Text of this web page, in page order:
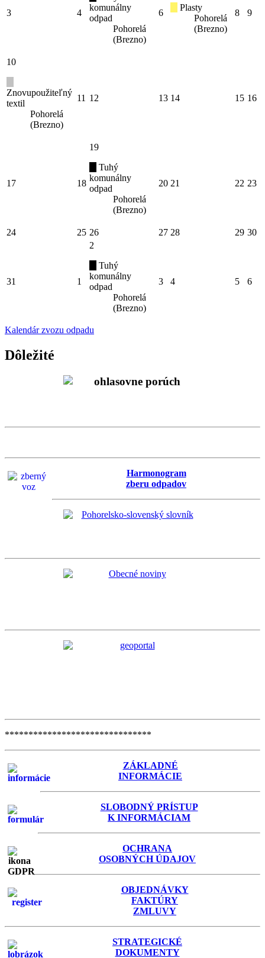
3 4
komunálny
odpad
Pohorelá
(Brezno)
6
Plasty
Pohorelá
(Brezno)
8 9
10
Znovupoužiteľný
textil
Pohorelá
(Brezno)
11 12 13 14 15 16
17 18
19
Tuhý
komunálny
odpad
Pohorelá
(Brezno)
20 21 22 23
24 25 26 27 28 29 30
31 1
2
Tuhý
komunálny
odpad
Pohorelá
(Brezno)
3 4 5 6
Kalendár zvozu odpadu
Dôležité
Harmonogram
zberu odpadov
*******************************
ZÁKLADNÉ
INFORMÁCIE
SLOBODNÝ PRÍSTUP
K INFORMÁCIAM
OCHRANA
OSOBNÝCH ÚDAJOV
OBJEDNÁVKY
FAKTÚRY
ZMLUVY
STRATEGICKÉ
DOKUMENTY